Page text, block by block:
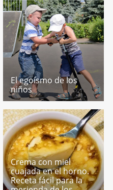
El egoísmo de los
niños
Crema con miel
cuajada en el horno.
Receta fácil para la